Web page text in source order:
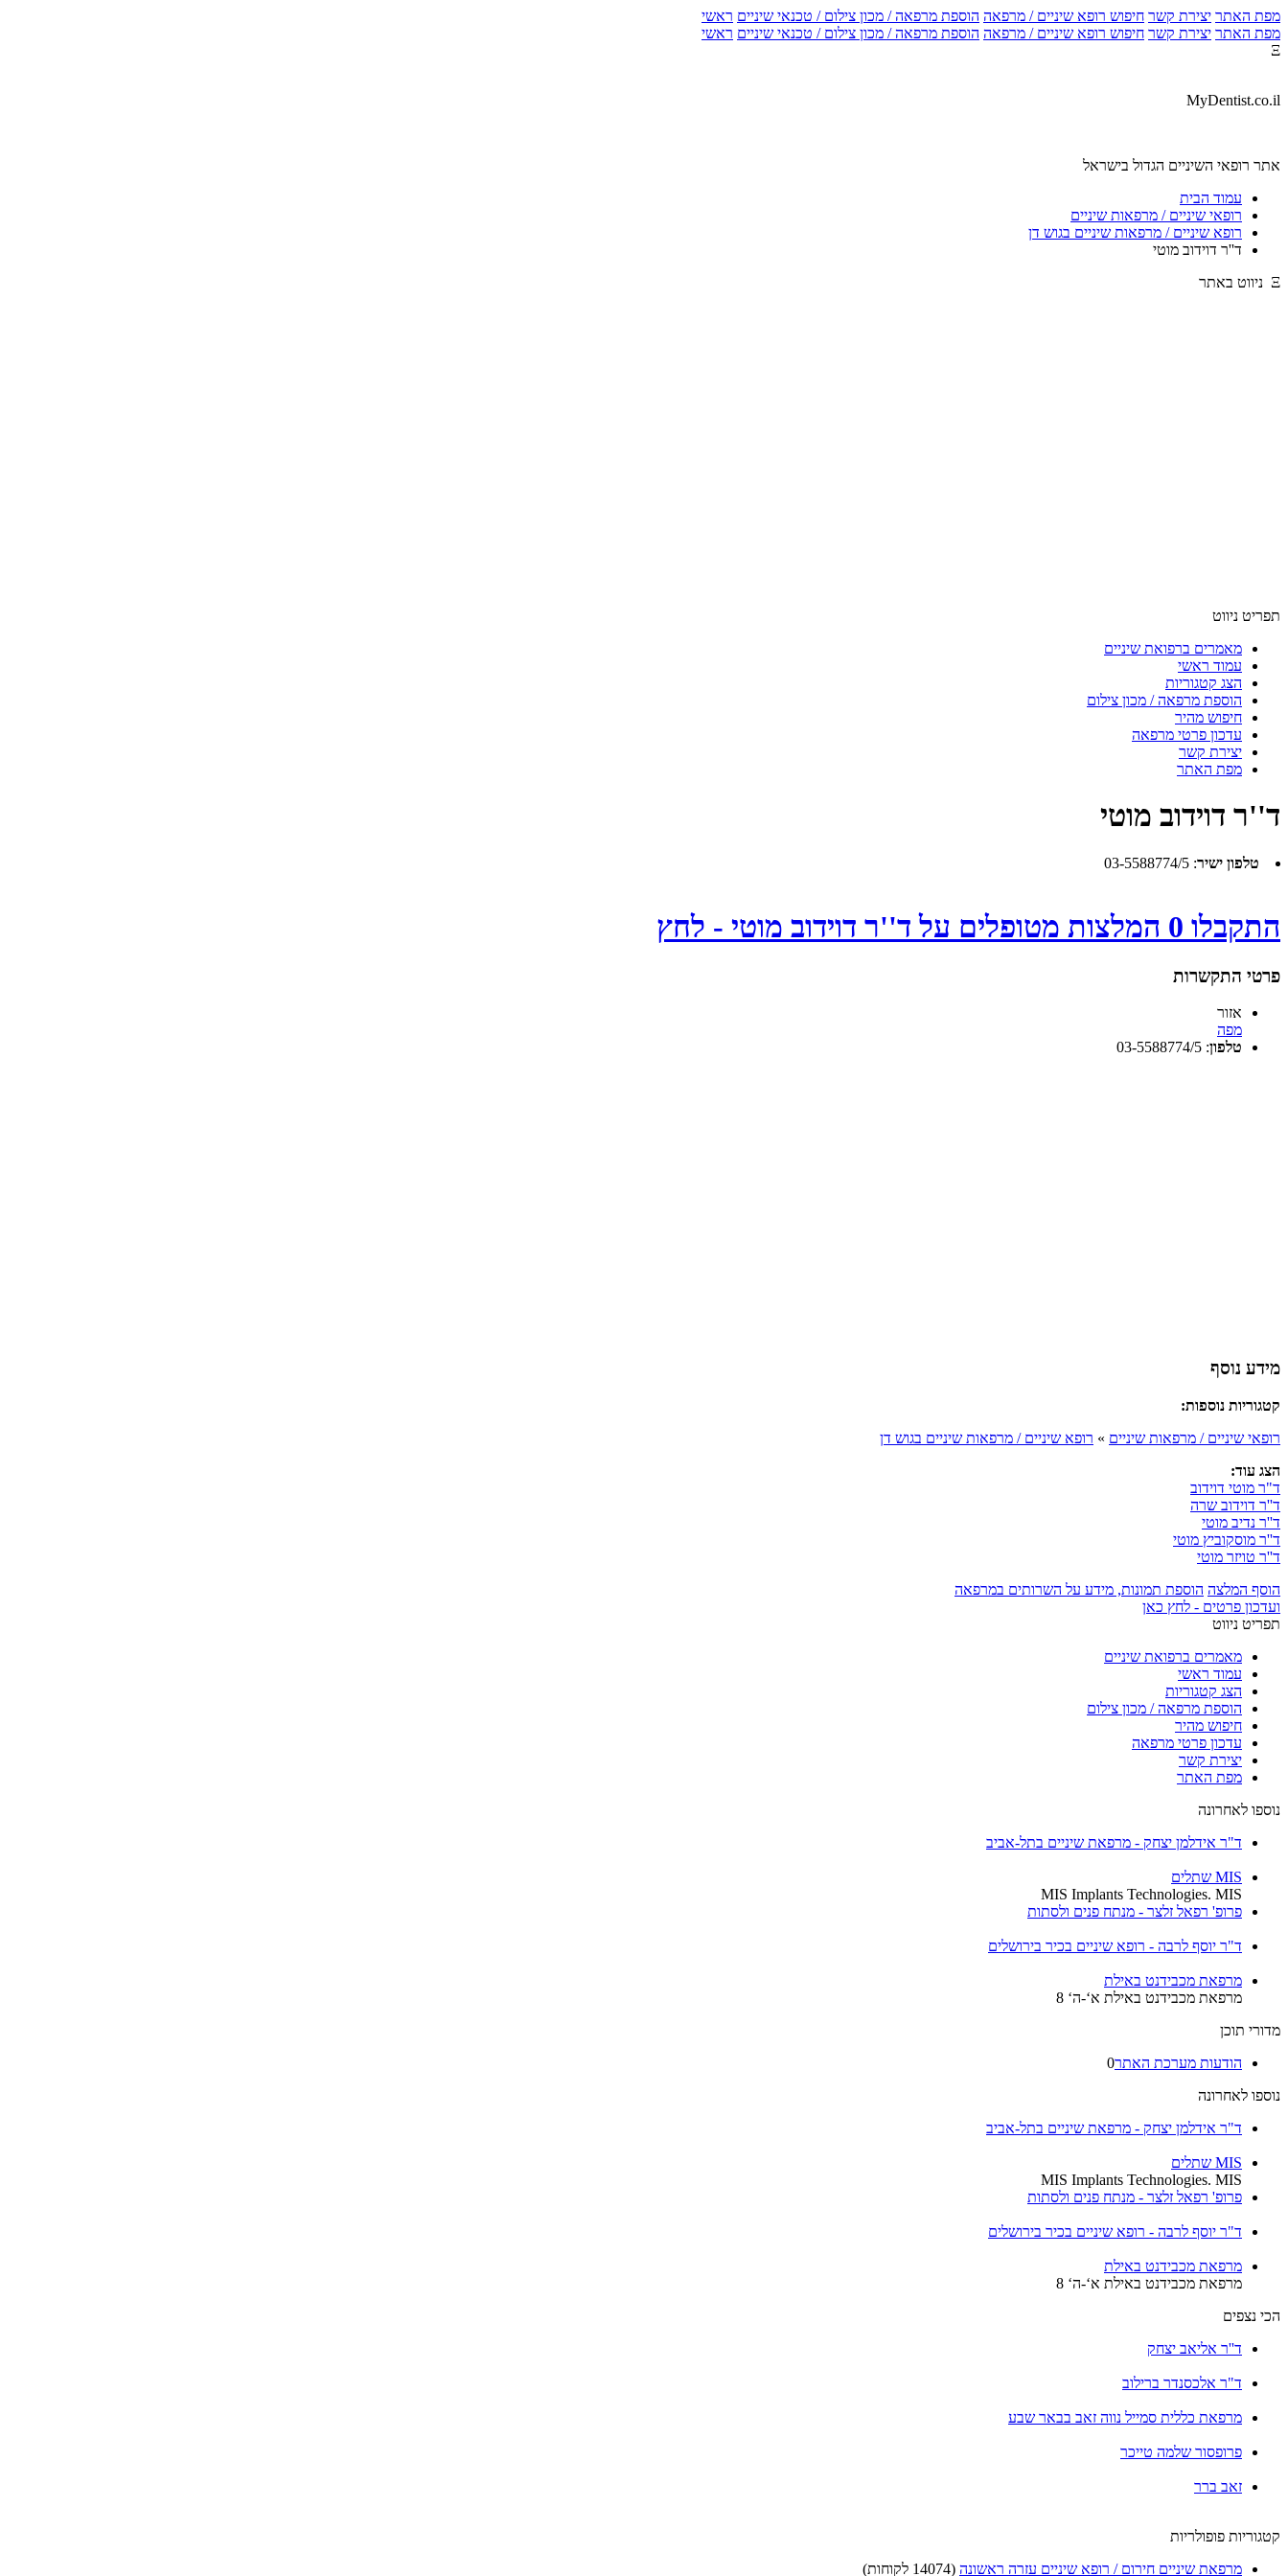
מפת האתר יצירת קשר חיפוש רופא שיניים / מרפאה הוספת מרפאה / מכון צילום / טכנאי שיניים ראשי
מפת האתר יצירת קשר חיפוש רופא שיניים / מרפאה הוספת מרפאה / מכון צילום / טכנאי שיניים ראשי
Ξ
MyDentist.co.il
אתר רופאי השיניים הגדול בישראל
עמוד הבית
רופאי שיניים / מרפאות שיניים
רופא שיניים / מרפאות שיניים בגוש דן
ד''ר דוידוב מוטי
Ξ ניווט באתר
תפריט ניווט
מאמרים ברפואת שיניים
עמוד ראשי
הצג קטגוריות
הוספת מרפאה / מכון צילום
חיפוש מהיר
עדכון פרטי מרפאה
יצירת קשר
מפת האתר
ד''ר דוידוב מוטי
טלפון ישיר:
03-5588774/5
התקבלו 0 המלצות מטופלים על ד''ר דוידוב מוטי - לחץ
פרטי התקשרות
אזור
מפה
טלפון:
03-5588774/5
מידע נוסף
קטגוריות נוספות:
רופאי שיניים / מרפאות שיניים » רופא שיניים / מרפאות שיניים בגוש דן
הצג עוד:
ד"ר מוטי דוידוב
ד''ר דוידוב שרה
ד''ר נדיב מוטי
ד''ר מוסקוביץ מוטי
ד''ר טויזר מוטי
הוסף המלצה הוספת תמונות, מידע על השרותים במרפאה
ועדכון פרטים - לחץ כאן
תפריט ניווט
מאמרים ברפואת שיניים
עמוד ראשי
הצג קטגוריות
הוספת מרפאה / מכון צילום
חיפוש מהיר
עדכון פרטי מרפאה
יצירת קשר
מפת האתר
נוספו לאחרונה
ד"ר אידלמן יצחק - מרפאת שיניים בתל-אביב
MIS שתלים
MIS Implants Technologies. MIS
פרופ' רפאל זלצר - מנתח פנים ולסתות
ד"ר יוסף לרבה - רופא שיניים בכיר בירושלים
מרפאת מכבידנט באילת
מרפאת מכבידנט באילת א‘-ה‘ 8
מדורי תוכן
הודעות מערכת האתר0
נוספו לאחרונה
ד"ר אידלמן יצחק - מרפאת שיניים בתל-אביב
MIS שתלים
MIS Implants Technologies. MIS
פרופ' רפאל זלצר - מנתח פנים ולסתות
ד"ר יוסף לרבה - רופא שיניים בכיר בירושלים
מרפאת מכבידנט באילת
מרפאת מכבידנט באילת א‘-ה‘ 8
הכי נצפים
ד''ר אליאב יצחק
ד"ר אלכסנדר ברילוב
מרפאת כללית סמייל נווה זאב בבאר שבע
פרופסור שלמה טייכר
זאב ברר
קטגוריות פופולריות
מרפאת שיניים חירום / רופא שיניים עזרה ראשונה (14074 לקוחות)